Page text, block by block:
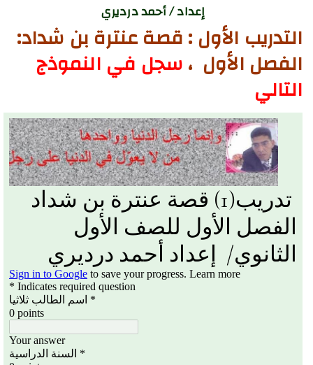
إعداد / أحمد درديري
التدريب الأول : قصة عنترة بن شداد:
الفصل الأول ،سجل في النموذج
التالي